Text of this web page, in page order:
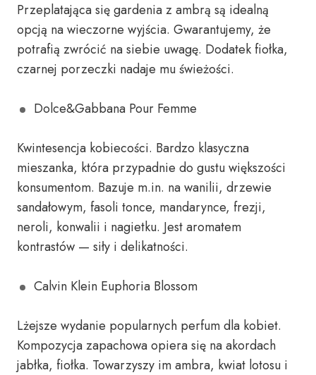
Przeplatająca się gardenia z ambrą są idealną
opcją na wieczorne wyjścia. Gwarantujemy, że
potrafią zwrócić na siebie uwagę. Dodatek fiołka,
czarnej porzeczki nadaje mu świeżości.
Dolce&Gabbana Pour Femme
Kwintesencja kobiecości. Bardzo klasyczna
mieszanka, która przypadnie do gustu większości
konsumentom. Bazuje m.in. na wanilii, drzewie
sandałowym, fasoli tonce, mandarynce, frezji,
neroli, konwalii i nagietku. Jest aromatem
kontrastów — siły i delikatności.
Calvin Klein Euphoria Blossom
Lżejsze wydanie popularnych perfum dla kobiet.
Kompozycja zapachowa opiera się na akordach
jabłka, fiołka. Towarzyszy im ambra, kwiat lotosu i